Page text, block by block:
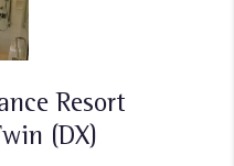
Resort
(DX)